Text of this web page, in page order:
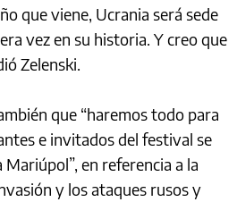
que viene, Ucrania será sede
vez en su historia. Y creo que
Zelenski.
que “haremos todo para
e invitados del festival se
en referencia a la
y los ataques rusos y